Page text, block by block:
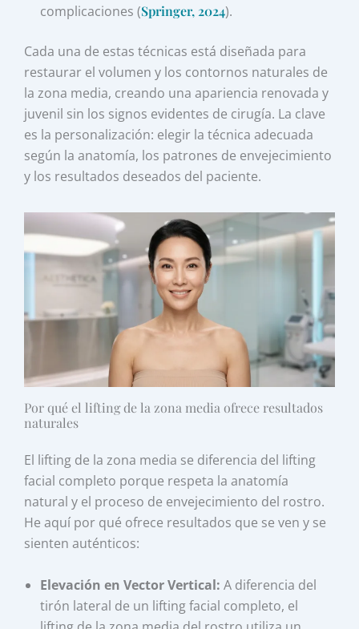
complicaciones (Springer, 2024).
Cada una de estas técnicas está diseñada para
restaurar el volumen y los contornos naturales de
la zona media, creando una apariencia renovada y
juvenil sin los signos evidentes de cirugía. La clave
es la personalización: elegir la técnica adecuada
según la anatomía, los patrones de envejecimiento
y los resultados deseados del paciente.
Por qué el lifting de la zona media ofrece resultados
naturales
El lifting de la zona media se diferencia del lifting
facial completo porque respeta la anatomía
natural y el proceso de envejecimiento del rostro.
He aquí por qué ofrece resultados que se ven y se
sienten auténticos:
Elevación en Vector Vertical: A diferencia del
tirón lateral de un lifting facial completo, el